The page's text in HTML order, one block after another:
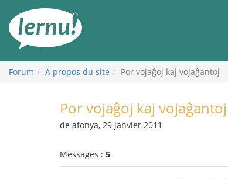
contenu
Forum À propos du site Por vojaĝoj kaj vojaĝantoj
Por vojaĝoj kaj vojaĝantoj
de afonya, 29 janvier 2011
Messages : 5